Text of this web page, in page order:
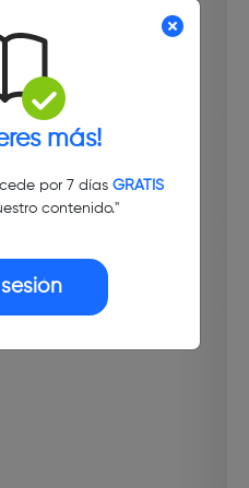
más!
por 7 días GRATIS
contenido."